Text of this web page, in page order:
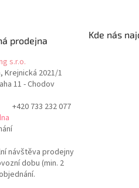
prodejna
s.r.o.
Krejnická 2021/1
11 - Chodov
+420 733 232 077
návštěva prodejny
dobu (min. 2
Kde nás